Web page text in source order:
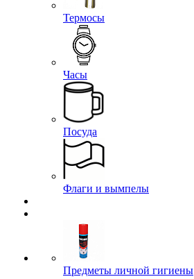
Термосы
Часы
Посуда
Флаги и вымпелы
Предметы личной гигиены